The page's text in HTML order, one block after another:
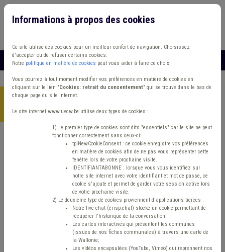
Accueil >Aînés> Actualité
investissement en maison de repos
Accessibilité financière
et investissement en
maison de repos
Mis en ligne le 21 Février 2020 - Jean-Marc ROMBEAUX
Informations à propos des cookies
Ce site utilise des cookies pour un meilleur confort de navigation. Choisissez
d'accepter ou de refuser certains cookies.
Notre politique en matière de cookies peut vous aider à faire ce choix.
Vous pourrez à tout moment modifier vos préférences en matière de cookies en
cliquant sur le lien "Cookies: retrait du consentement" qui se trouve dans le bas de
chaque page du site internet.
Le site internet www.uvcw.be utilise deux types de cookies :
1) Le premier type de cookies sont dits "essentiels" car le site ne peut
fonctionner correctement sans ceux-ci:
tplNewCookieConsent : ce cookie enregistre vos préférences
en matière de cookies afin de ne pas vous représenter cette
fenêtre lors de votre prochaine visite.
IDENTIFIANTABONNE : lorsque vous vous identifiez sur
notre site internet avec votre identifiant et mot de passe, ce
cookie s'ajoute et permet de garder votre session active lors
de votre prochaine visite.
2) Le deuxième type de cookies proviennent d'applications tierces :
Notre live chat (crisp.chat) stocke un cookie permettant de
récupérer l'historique de la conversation;
Les cartes interactives qui présentent les communes
(issues de nos fiches communales) à travers une carte de
la Wallonie;
Les vidéos encapsulées (YouTube, Viméo) qui reprennent nos